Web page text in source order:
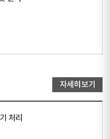
자세히보기
처리